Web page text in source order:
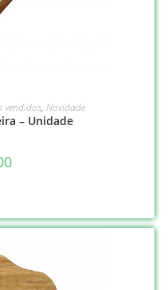
vendidos, Novidade
– Unidade